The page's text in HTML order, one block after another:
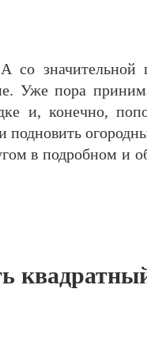
со значительной
Уже пора
и, конечно,
подновить
в подробном и